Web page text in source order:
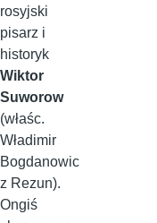
rosyjski
pisarz i
historyk
Wiktor
Suworow
(właśc.
Władimir
Bogdanowic
z Rezun).
Ongiś